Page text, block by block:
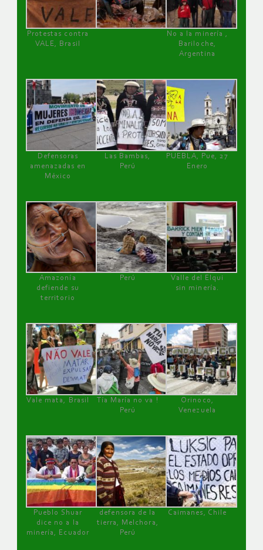
Protestas contra
VALE, Brasil
No a la minería ,
Bariloche,
Argentina
Defensoras
amenazadas en
México
Las Bambas,
Perú
PUEBLA, Pue, 27
Enero
Amazonía
defiende su
territorio
Perú
Valle del Elqui
sin minería.
Vale mata, Brasil
Tía María no va !
Perú
Orinoco,
Venezuela
Pueblo Shuar
dice no a la
minería, Ecuador
defensora de la
tierra, Melchora,
Perú
Caimanes, Chile